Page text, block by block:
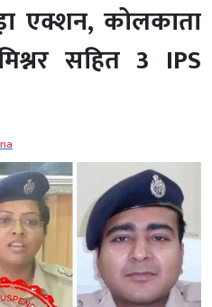
एक्शन, कोलकाता
सहित 3 IPS